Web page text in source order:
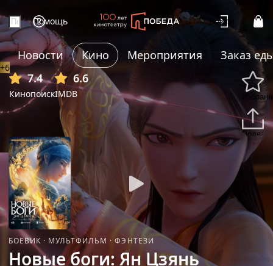
Помощь Войти
Новости Кино Мероприятия
Заказ
7.4
Кинопоиск
6.6
IMDB
+6
БОЕВИК · МУЛЬТФИЛЬМ · ФЭНТЕЗИ
Новые боги: Ян Цзянь